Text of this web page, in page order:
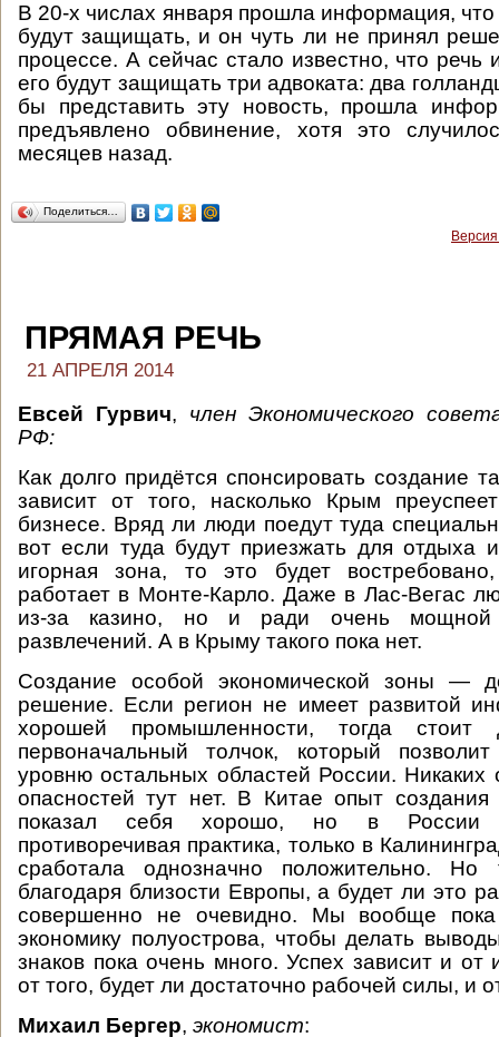
В 20-х числах января прошла информация, что
будут защищать, и он чуть ли не принял
процессе. А сейчас стало известно, что речь
его будут защищать три адвоката: два
бы представить эту новость, прошла
предъявлено обвинение, хотя это
месяцев назад.
Поделиться…
ПРЯМАЯ РЕЧЬ
21 АПРЕЛЯ 2014
Евсей Гурвич, член Экономического
РФ:
Как долго придётся спонсировать создание
зависит от того, насколько Крым
бизнесе. Вряд ли люди поедут туда
вот если туда будут приезжать для отдыха
игорная зона, то это будет
работает в Монте-Карло. Даже в Лас-Вегас
из-за казино, но и ради очень
развлечений. А в Крыму такого пока нет.
Создание особой экономической зоны —
решение. Если регион не имеет развитой
хорошей промышленности, тогда
первоначальный толчок, который
уровню остальных областей России.
опасностей тут нет. В Китае опыт
показал себя хорошо, но в России
противоречивая практика, только в
сработала однозначно положительно.
благодаря близости Европы, а будет ли это
совершенно не очевидно. Мы вообще
экономику полуострова, чтобы делать
знаков пока очень много. Успех зависит и от
от того, будет ли достаточно рабочей силы, и
Михаил Бергер, экономист: